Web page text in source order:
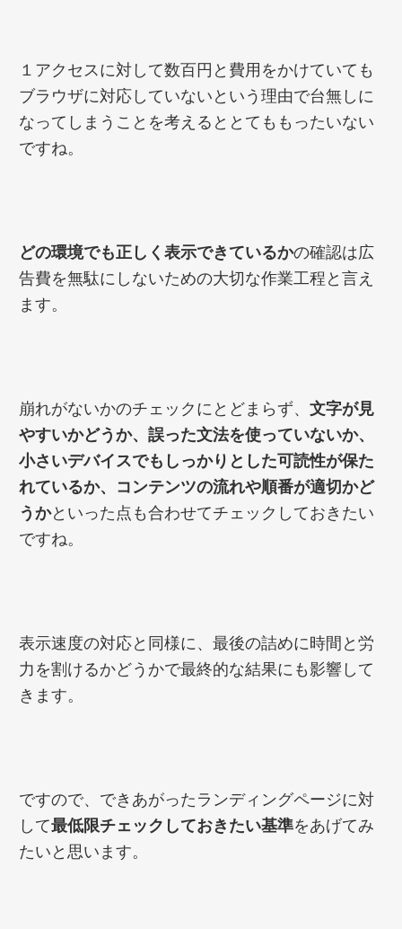
１アクセスに対して数百円と費用をかけていても
ブラウザに対応していないという理由で台無しに
なってしまうことを考えるととてももったいない
ですね。
どの環境でも正しく表示できているかの確認は広
告費を無駄にしないための大切な作業工程と言え
ます。
崩れがないかのチェックにとどまらず、 文字が見
やすいかどうか、誤った文法を使っていないか、
小さいデバイスでもしっかりとした可読性が保た
れているか、コンテンツの流れや順番が適切かど
うかといった点も合わせてチェックしておきたい
ですね。
表示速度の対応と同様に、最後の詰めに時間と労
力を割けるかどうかで最終的な結果にも影響して
きます。
ですので、できあがったランディングページに対
して最低限チェックしておきたい基準をあげてみ
たいと思います。